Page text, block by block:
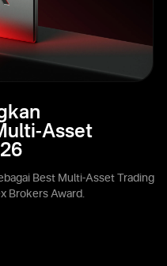
Asset
Best Multi-Asset Trading
Brokers Award.